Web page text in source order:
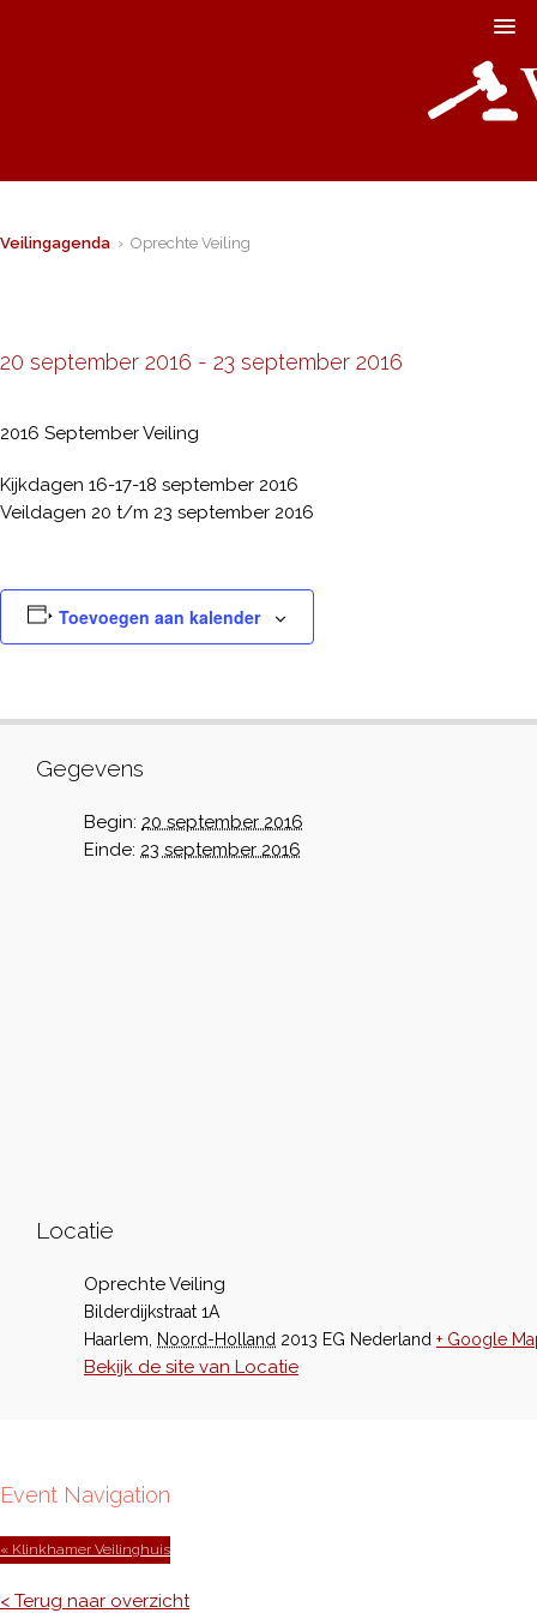
Veilingagenda › Oprechte Veiling
20 september 2016 - 23 september 2016
2016 September Veiling
Kijkdagen 16-17-18 september 2016
Veildagen 20 t/m 23 september 2016
Toevoegen aan kalender
Gegevens
Begin: 20 september 2016
Einde: 23 september 2016
Locatie
Oprechte Veiling
Bilderdijkstraat 1A
Haarlem
Noord-Holland 2013 EG Nederland + Google
Bekijk de site van Locatie
Event Navigation
« Klinkhamer Veilinghuis
< Terug naar overzicht